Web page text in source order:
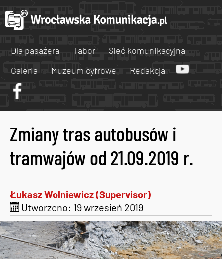
Dla pasażera Tabor
Sieć komunikacyjna
Galeria
Muzeum cyfrowe Redakcja
Zmiany tras autobusów i
tramwajów od 21.09.2019 r.
Łukasz Wolniewicz (Supervisor)
Utworzono: 19 wrzesień 2019